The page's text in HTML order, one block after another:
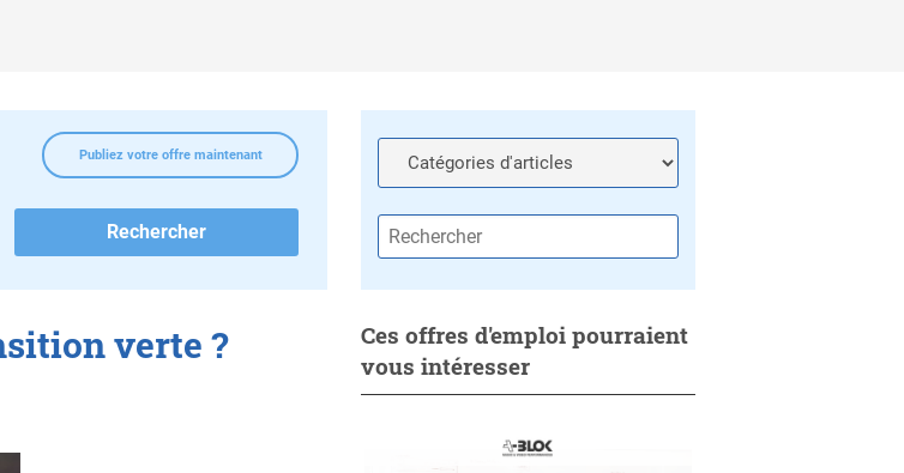
Publiez votre offre maintenant
verte ?
Ces offres d'emploi pourraient
vous intéresser